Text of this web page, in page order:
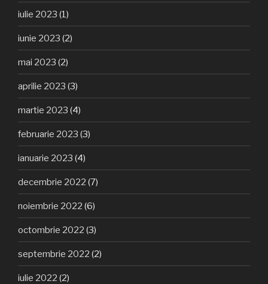
iulie 2023 (1)
iunie 2023 (2)
mai 2023 (2)
aprilie 2023 (3)
martie 2023 (4)
februarie 2023 (3)
ianuarie 2023 (4)
decembrie 2022 (7)
noiembrie 2022 (6)
octombrie 2022 (3)
septembrie 2022 (2)
iulie 2022 (2)